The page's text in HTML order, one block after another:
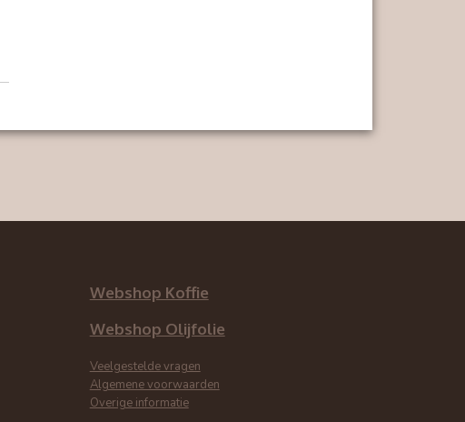
Webshop Koffie
Webshop Olijfolie
Veelgestelde vragen
Algemene voorwaarden
Overige informatie